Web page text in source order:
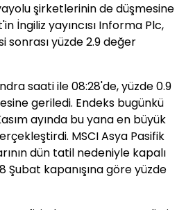
şirketlerinin de düşmesine
İngiliz yayıncısı Informa Plc,
sonrası yüzde 2.9 değer
saati ile 08:28'de, yüzde 0.9
geriledi. Endeks bugünkü
ayında bu yana en büyük
MSCI Asya Pasifik
dün tatil nedeniyle kapalı
Şubat kapanışına göre yüzde